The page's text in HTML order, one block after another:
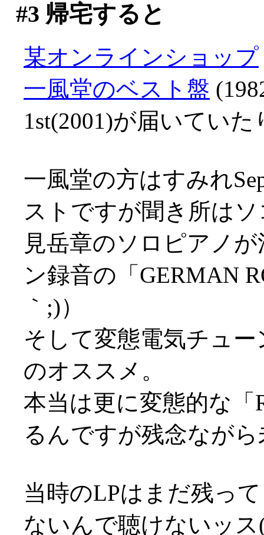
#3 帰宅すると
某オンラインショップ
一風堂のベスト盤
1st(2001)が届いていた
一風堂の方はすみれ
ストですが聞き所は
見岳章のソロピアノ
ン録音の「GERMAN
｀;)）
そして変態電気チュー
のオススメ。
本当は更に変態的な「
るんですが残念なが
当時のLPはまだ残っ
ないんで聴けないッス